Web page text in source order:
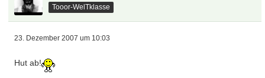
Tooor-WelTklasse
23. Dezember 2007 um 10:03
Hut ab!